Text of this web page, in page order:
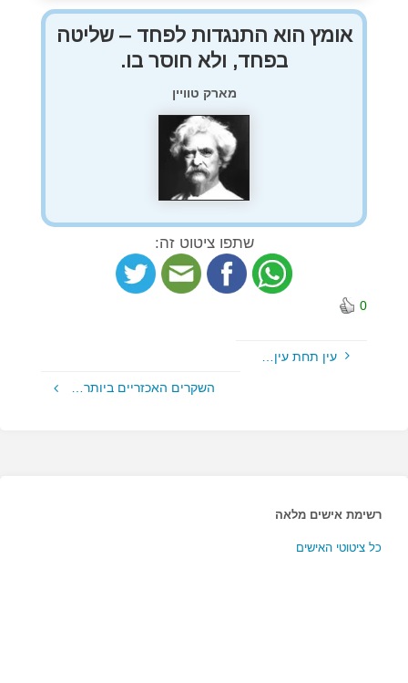
אומץ הוא התנגדות לפחד – שליטה
בפחד, ולא חוסר בו.
מארק טוויין
שתפו ציטוט זה:
0
עין תחת עין…
השקרים האכזריים ביותר…
רשימת אישים מלאה
כל ציטוטי האישים